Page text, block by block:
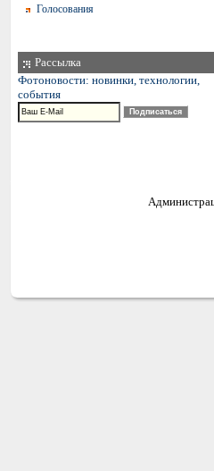
Голосования
Рассылка
Фотоновости: новинки, технологии,
события